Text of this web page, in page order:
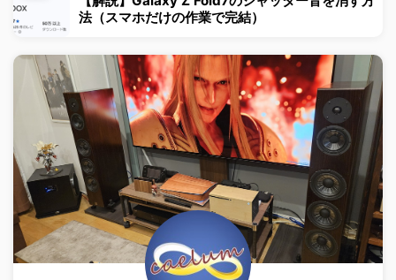
法（スマホだけの作業で完結）